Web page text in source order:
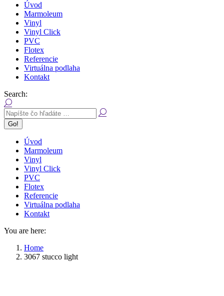
Úvod
Marmoleum
Vinyl
Vinyl Click
PVC
Flotex
Referencie
Virtuálna podlaha
Kontakt
Search:
Úvod
Marmoleum
Vinyl
Vinyl Click
PVC
Flotex
Referencie
Virtuálna podlaha
Kontakt
You are here:
Home
3067 stucco light